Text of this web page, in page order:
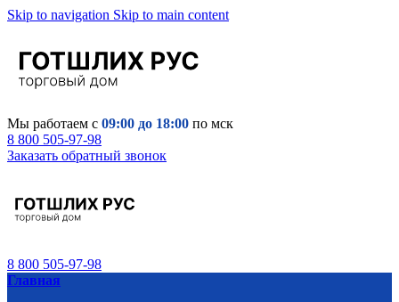
Skip to navigation Skip to main content
Мы работаем с 09:00 до 18:00 по мск
8 800 505-97-98
Заказать обратный звонок
8 800 505-97-98
Главная